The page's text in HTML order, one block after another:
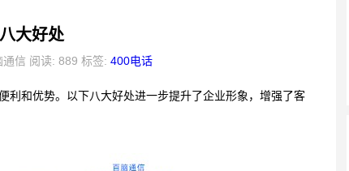
大好处
信 阅读: 889 标签: 400电话
利和优势。以下八大好处进一步提升了企业形象，增强了客